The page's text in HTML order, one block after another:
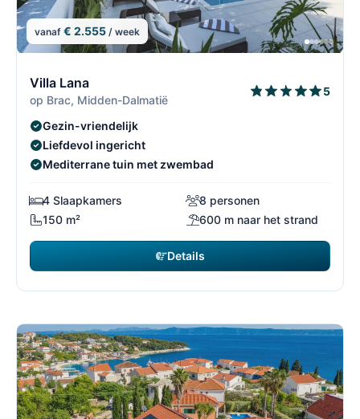
vanaf € 2.555 / week
Villa Lana
op Brac, Midden-Dalmatië
5
Gezin-vriendelijk
Liefdevol ingericht
Mediterrane tuin met zwembad
4 Slaapkamers
8 personen
150 m²
600 m naar het strand
Details